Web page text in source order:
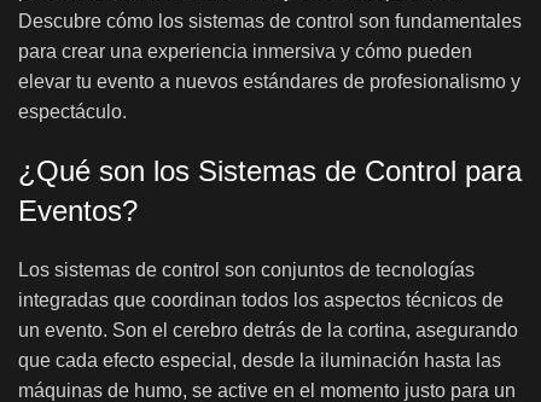
Descubre cómo los sistemas de control son fundamentales
para crear una experiencia inmersiva y cómo pueden
elevar tu evento a nuevos estándares de profesionalismo y
espectáculo.
¿Qué son los Sistemas de Control para
Eventos?
Los sistemas de control son conjuntos de tecnologías
integradas que coordinan todos los aspectos técnicos de
un evento. Son el cerebro detrás de la cortina, asegurando
que cada efecto especial, desde la iluminación hasta las
máquinas de humo, se active en el momento justo para un